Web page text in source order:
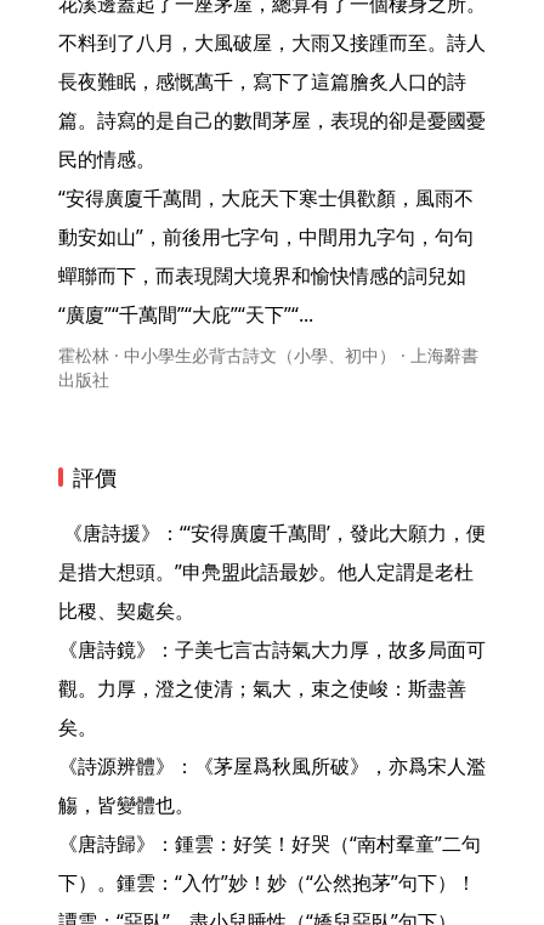
不料到了八月，大風破屋，大雨又接踵而至。詩人
長夜難眠，感慨萬千，寫下了這篇膾炙人口的詩
篇。詩寫的是自己的數間茅屋，表現的卻是憂國憂
民的情感。
“安得廣廈千萬間，大庇天下寒士俱歡顏，風雨不
動安如山”，前後用七字句，中間用九字句，句句
蟬聯而下，而表現闊大境界和愉快情感的詞兒如
“廣廈”“千萬間”“大庇”“天下”“...
霍松林 · 中小學生必背古詩文（小學、初中） · 上海辭書
出版社
評價
是措大想頭。”申鳧盟此語最妙。他人定謂是老杜
比稷、契處矣。
《唐詩鏡》：子美七言古詩氣大力厚，故多局面可
觀。力厚，澄之使清；氣大，束之使峻：斯盡善
矣。
《詩源辨體》：《茅屋爲秋風所破》，亦爲宋人濫
觴，皆變體也。
《唐詩歸》：鍾雲：好笑！好哭（“南村羣童”二句
下）。鍾雲：“入竹”妙！妙（“公然抱茅”句下）！